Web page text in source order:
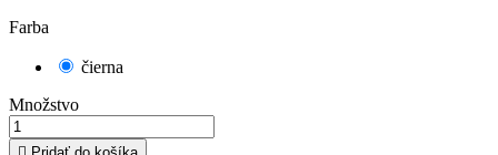
Farba
čierna
Množstvo